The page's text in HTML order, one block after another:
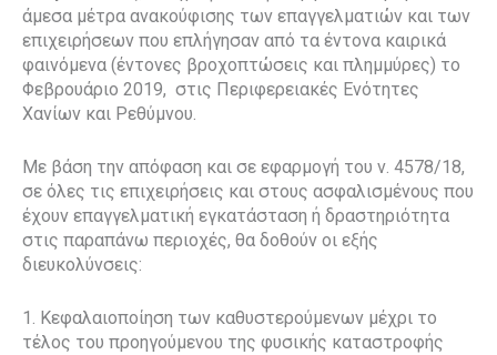
άμεσα μέτρα ανακούφισης των επαγγελματιών και των
επιχειρήσεων που επλήγησαν από τα έντονα καιρικά
φαινόμενα (έντονες βροχοπτώσεις και πλημμύρες) το
Φεβρουάριο 2019, στις Περιφερειακές Ενότητες
Χανίων και Ρεθύμνου.
Με βάση την απόφαση και σε εφαρμογή του ν. 4578/18,
σε όλες τις επιχειρήσεις και στους ασφαλισμένους που
έχουν επαγγελματική εγκατάσταση ή δραστηριότητα
στις παραπάνω περιοχές, θα δοθούν οι εξής
διευκολύνσεις:
1. Κεφαλαιοποίηση των καθυστερούμενων μέχρι το
τέλος του προηγούμενου της φυσικής καταστροφής